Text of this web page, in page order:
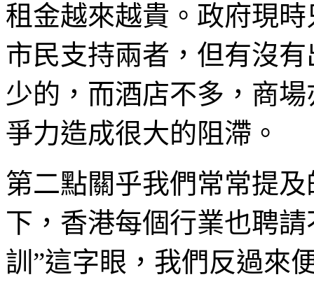
租金越來越貴。政府現
市民支持兩者，但有沒
少的，而酒店不多，商
爭力造成很大的阻滯。
第二點關乎我們常常提
下，香港每個行業也聘
訓”這字眼，我們反過來